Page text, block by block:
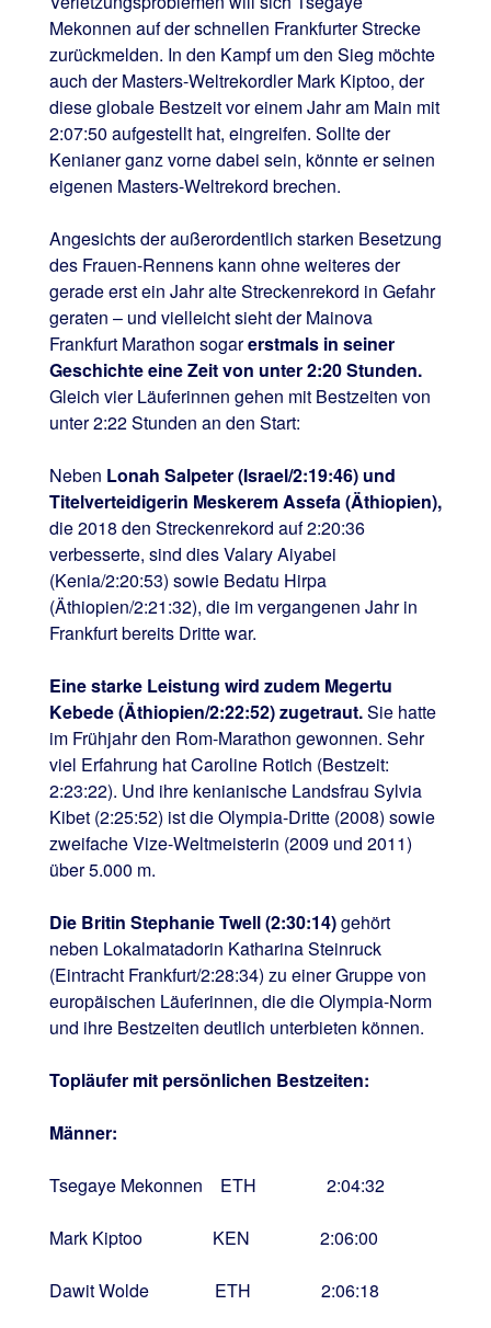
Mekonnen auf der schnellen Frankfurter Strecke
zurückmelden. In den Kampf um den Sieg möchte
auch der Masters-Weltrekordler Mark Kiptoo, der
diese globale Bestzeit vor einem Jahr am Main mit
2:07:50 aufgestellt hat, eingreifen. Sollte der
Kenianer ganz vorne dabei sein, könnte er seinen
eigenen Masters-Weltrekord brechen.
Angesichts der außerordentlich starken Besetzung
des Frauen-Rennens kann ohne weiteres der
gerade erst ein Jahr alte Streckenrekord in Gefahr
geraten – und vielleicht sieht der Mainova
Frankfurt Marathon sogarerstmals in seiner
Geschichte eine Zeit von unter 2:20 Stunden.
Gleich vier Läuferinnen gehen mit Bestzeiten von
unter 2:22 Stunden an den Start:
Neben Lonah Salpeter (Israel/2:19:46) und
Titelverteidigerin Meskerem Assefa (Äthiopien),
die 2018 den Streckenrekord auf 2:20:36
verbesserte, sind dies Valary Aiyabei
(Kenia/2:20:53) sowie Bedatu Hirpa
(Äthiopien/2:21:32), die im vergangenen Jahr in
Frankfurt bereits Dritte war.
Eine starke Leistung wird zudem Megertu
Kebede (Äthiopien/2:22:52) zugetraut.Sie hatte
im Frühjahr den Rom-Marathon gewonnen. Sehr
viel Erfahrung hat Caroline Rotich (Bestzeit:
2:23:22). Und ihre kenianische Landsfrau Sylvia
Kibet (2:25:52) ist die Olympia-Dritte (2008) sowie
zweifache Vize-Weltmeisterin (2009 und 2011)
über 5.000 m.
Die Britin Stephanie Twell (2:30:14)gehört
neben Lokalmatadorin Katharina Steinruck
(Eintracht Frankfurt/2:28:34) zu einer Gruppe von
europäischen Läuferinnen, die die Olympia-Norm
und ihre Bestzeiten deutlich unterbieten können.
Topläufer mit persönlichen Bestzeiten:
Männer:
Tsegaye Mekonnen ETH 2:04:32
Mark Kiptoo KEN 2:06:00
Dawit Wolde ETH 2:06:18